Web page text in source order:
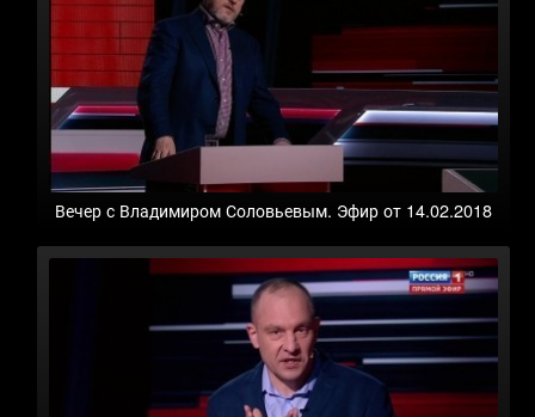
Вечер с Владимиром Соловьевым. Эфир от 14.02.2018